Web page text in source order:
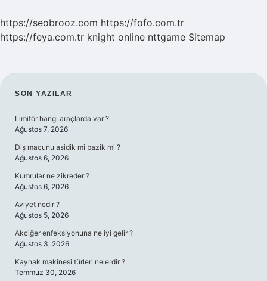
https://seobrooz.com https://fofo.com.tr
https://feya.com.tr knight online nttgame Sitemap
SIDEBAR
SON YAZILAR
Limitör hangi araçlarda var ?
Ağustos 7, 2026
Diş macunu asidik mi bazik mi ?
Ağustos 6, 2026
Kumrular ne zikreder ?
Ağustos 6, 2026
Aviyet nedir ?
Ağustos 5, 2026
Akciğer enfeksiyonuna ne iyi gelir ?
Ağustos 3, 2026
Kaynak makinesi türleri nelerdir ?
Temmuz 30, 2026